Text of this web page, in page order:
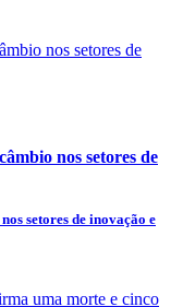
nos setores de
setores de inovação e